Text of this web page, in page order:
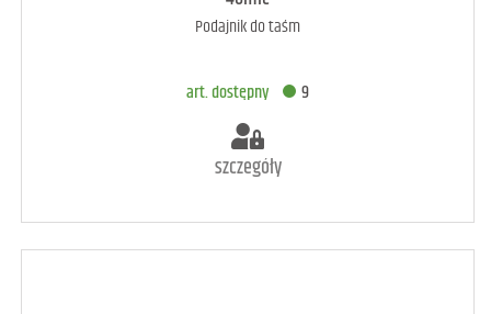
Podajnik do taśm
art. dostępny 9
szczegóły